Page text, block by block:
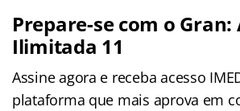
Prepare-se com o
Ilimitada 11
Assine agora e receba acesso
plataforma que mais aprova em